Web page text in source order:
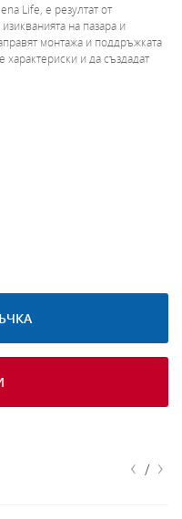
Life, е резултат от
на пазара и
монтажа и поддръжката
характериски и да създадат
‹ / ›